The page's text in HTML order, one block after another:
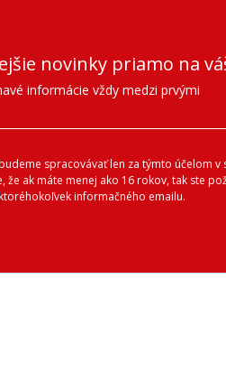
novinky priamo na
informácie vždy medzi prvými
spracovávať len za týmto účelom
že ak máte menej ako 16 rokov, tak ste
informačného emailu.